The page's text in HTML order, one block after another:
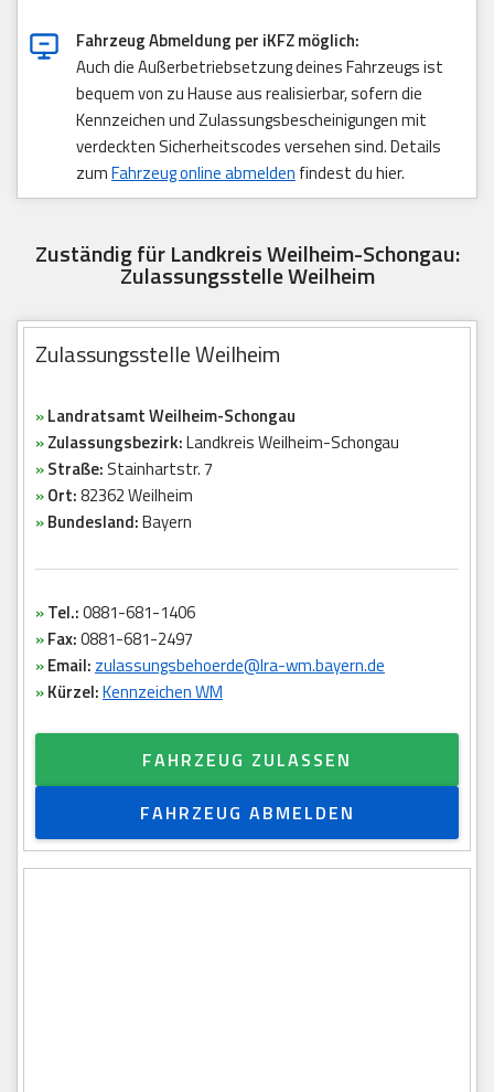
Fahrzeug Abmeldung per iKFZ möglich:
Auch die Außerbetriebsetzung deines Fahrzeugs ist
bequem von zu Hause aus realisierbar, sofern die
Kennzeichen und Zulassungsbescheinigungen mit
verdeckten Sicherheitscodes versehen sind. Details
zumFahrzeug online abmelden findest du hier.
Zuständig für Landkreis Weilheim-Schongau:
Zulassungsstelle Weilheim
Zulassungsstelle Weilheim
»Landratsamt Weilheim-Schongau
»Zulassungsbezirk:Landkreis Weilheim-Schongau
»Straße: Stainhartstr. 7
»Ort:82362 Weilheim
»Bundesland:Bayern
»Tel.:0881-681-1406
»Fax:0881-681-2497
»Email: zulassungsbehoerde@lra-wm.bayern.de
»Kürzel:Kennzeichen WM
FAHRZEUG ZULASSEN
FAHRZEUG ABMELDEN